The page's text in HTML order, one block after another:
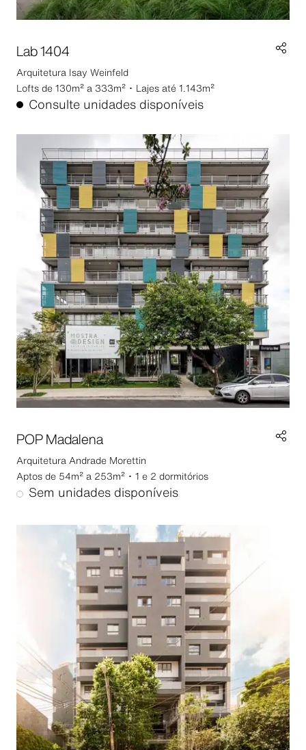
Lab 1404
Arquitetura
Isay Weinfeld
Lofts de 130m² a 333m² ･ Lajes até 1.143m²
Consulte unidades disponíveis
POP Madalena
Arquitetura Andrade Morettin
Aptos de 54m² a 253m² ･ 1 e 2 dormitórios
Sem unidades disponíveis